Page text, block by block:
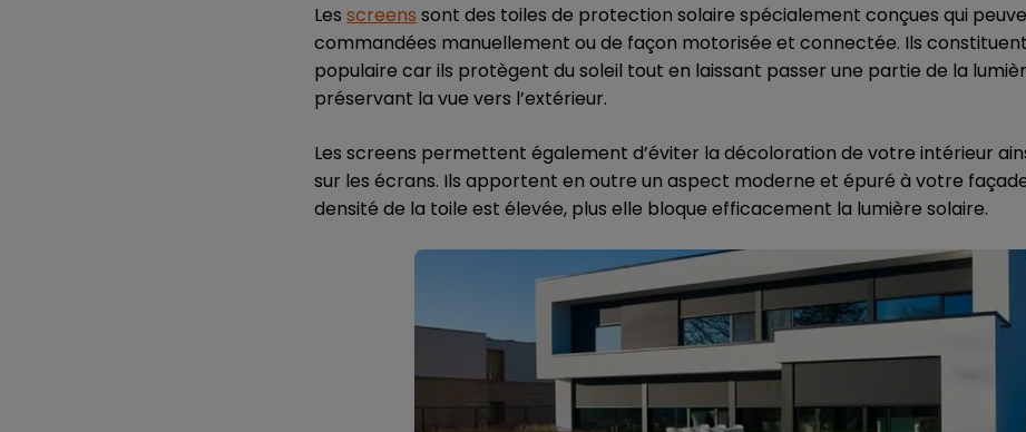
Lesscreens sont des toiles de protection solaire spécialement conçues qui
commandées manuellement ou de façon motorisée et connectée. Ils
populaire car ils protègent du soleil tout en laissant passer une partie de la
préservant la vue vers l’extérieur.
Les screens permettent également d’éviter la décoloration de votre intérieur
sur les écrans. Ils apportent en outre un aspect moderne et épuré à votre
densité de la toile est élevée, plus elle bloque efficacement la lumière solaire.